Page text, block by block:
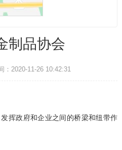
制品协会
：2020-11-26 10:42:31
挥政府和企业之间的桥梁和纽带作